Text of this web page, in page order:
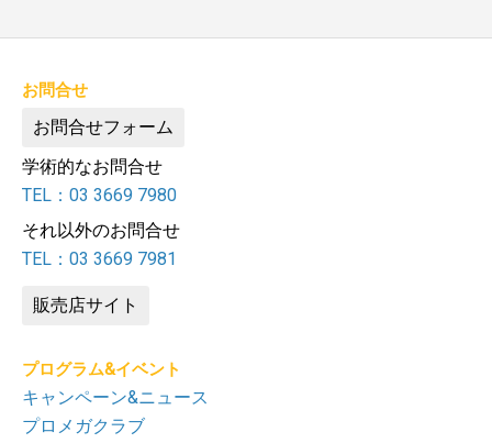
お問合せ
お問合せフォーム
学術的なお問合せ
TEL：03 3669 7980
それ以外のお問合せ
TEL：03 3669 7981
販売店サイト
プログラム&イベント
キャンペーン&ニュース
プロメガクラブ